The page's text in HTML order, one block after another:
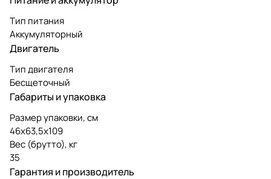
Тип питания
Аккумуляторный
Двигатель
Тип двигателя
Бесщеточный
Габариты и упаковка
Размер упаковки, см
46х63,5х109
Вес (брутто), кг
35
Гарантия и производитель